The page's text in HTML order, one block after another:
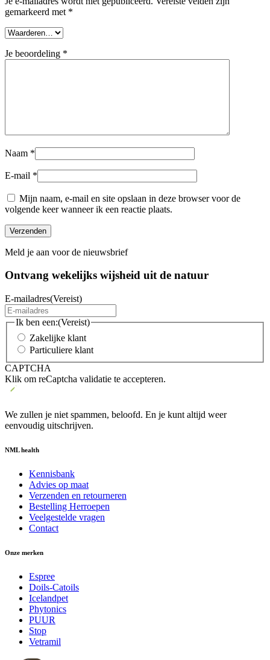
gemarkeerd met *
Je beoordeling *
Naam *
E-mail *
Mijn naam, e-mail en site opslaan in deze browser voor de
volgende keer wanneer ik een reactie plaats.
Meld je aan voor de nieuwsbrief
Ontvang wekelijks wijsheid uit de natuur
E-mailadres(Vereist)
Ik ben een:(Vereist)
Zakelijke klant
Particuliere klant
CAPTCHA
Klik om reCaptcha validatie te accepteren.
We zullen je niet spammen, beloofd. En je kunt altijd weer
eenvoudig uitschrijven.
NML health
Kennisbank
Advies op maat
Verzenden en retourneren
Bestelling Herroepen
Veelgestelde vragen
Contact
Onze merken
Espree
Doils-Catoils
Icelandpet
Phytonics
PUUR
Stop
Vetramil